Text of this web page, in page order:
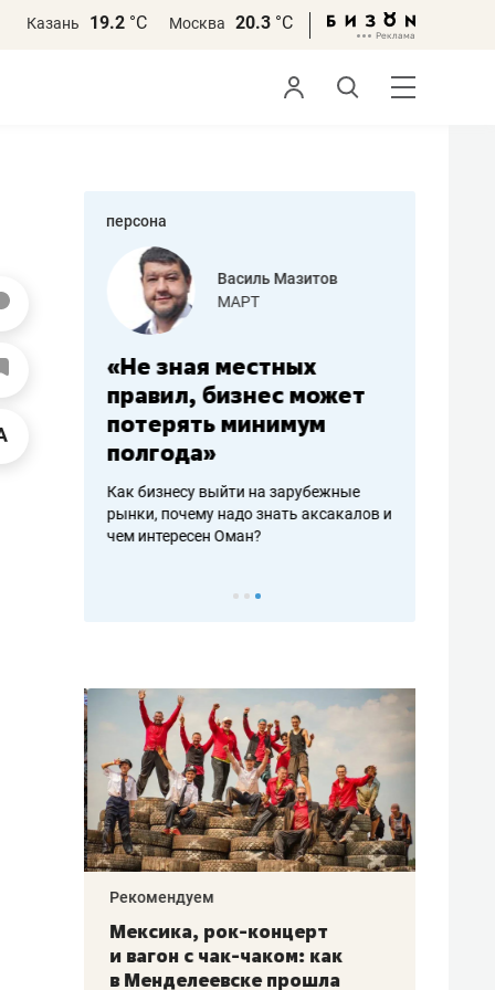
Казань 19.2 °С Москва 20.3 °С
персона
работа
Василь Мазитов
МАРТ
«Не зная местных
правил, бизнес может
потерять минимум
полгода»
Как бизнесу выйти на зарубежные
рынки, почему надо знать аксакалов и
чем интересен Оман?
Рекомендуем
Мексика, рок-концерт
и вагон с чак-чаком: как
в Менделеевске прошла